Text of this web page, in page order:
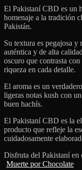
El Pakistaní CBD es un
homenaje a la tradición
Pakistán.
Su textura es pegajosa
auténtica y de alta
oscuro que contrasta
riqueza en cada detalle.
El aroma es un
ligeras notas kush con
buen hachís.
El Pakistaní CBD es la
producto que refleje la
cuidadosamente
Disfruta del Pakistaní en
Muerte por Chocolate